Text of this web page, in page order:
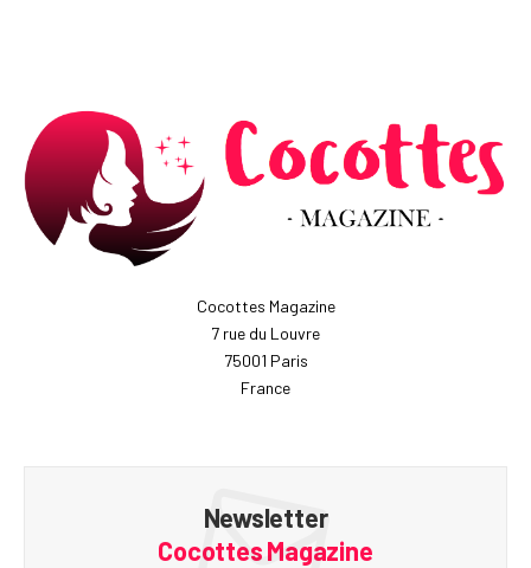
Cocottes Magazine
7 rue du Louvre
75001 Paris
France
Newsletter
Cocottes Magazine